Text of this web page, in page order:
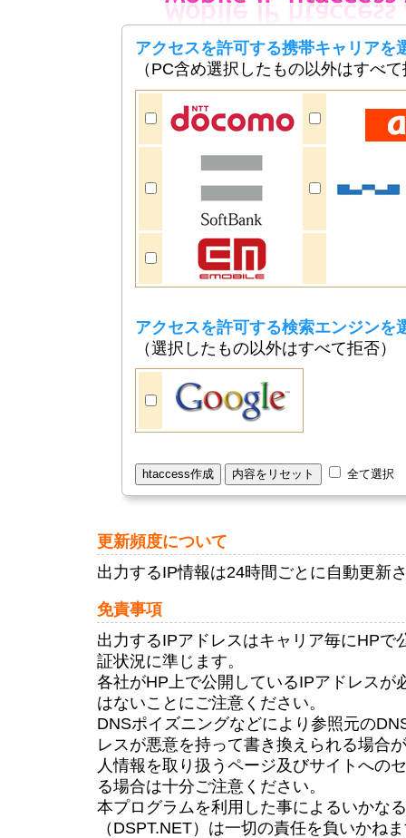
アクセスを許可する携帯キャリアを
（PC含め選択したもの以外はすべ
アクセスを許可する検索エンジンを
（選択したもの以外はすべて拒否）
全て選択
更新頻度について
出力するIP情報は24時間ごとに自動更新
免責事項
出力するIPアドレスはキャリア毎にHPで
証状況に準じます。
各社がHP上で公開しているIPアドレスが
はないことにご注意ください。
DNSポイズニングなどにより参照元の
レスが悪意を持って書き換えられる場合
人情報を取り扱うページ及びサイトへの
る場合は十分ご注意ください。
本プログラムを利用した事によるいかな
（DSPT.NET）は一切の責任を負いかね